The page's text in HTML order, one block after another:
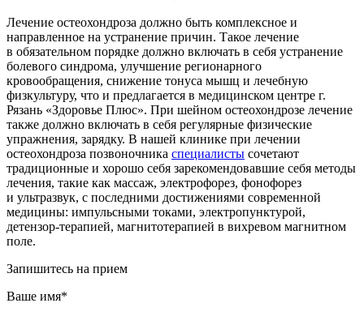
Лечение остеохондроза должно быть комплексное и
направленное на устранение причин. Такое лечение
в обязательном порядке должно включать в себя устранение
болевого синдрома, улучшение регионарного
кровообращения, снижение тонуса мышц и лечебную
физкультуру, что и предлагается в медицинском центре г.
Рязань «Здоровье Плюс». При шейном остеохондрозе лечение
также должно включать в себя регулярные физические
упражнения, зарядку. В нашей клинике при лечении
остеохондроза позвоночника специалисты сочетают
традиционные и хорошо себя зарекомендовавшие себя методы
лечения, такие как массаж, электрофорез, фонофорез
и ультразвук, с последними достижениями современной
медицины: импульсными токами, электропунктурой,
детензор-терапией, магнитотерапией в вихревом магнитном
поле.
Запишитесь на прием
Ваше имя*